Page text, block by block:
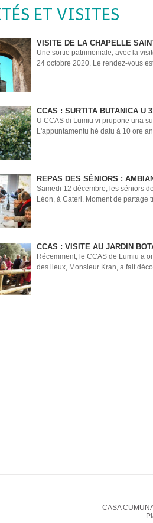
ET VISITES
VISITE DE LA CHAPELLE
Une sortie patrimoniale, avec la
24 octobre 2020. Le rendez-vous
CCAS : SURTITA BUTANICA U
U CCAS di Lumiu vi prupone una
L'appuntamentu hè datu à 10 ore
REPAS DES SÉNIORS :
Samedi 12 décembre, les séniors
Léon, à Cateri. Moment de partage
CCAS : VISITE AU JARDIN
Récemment, le CCAS de Lumiu a
des lieux, Monsieur Kran, a fait
CASA